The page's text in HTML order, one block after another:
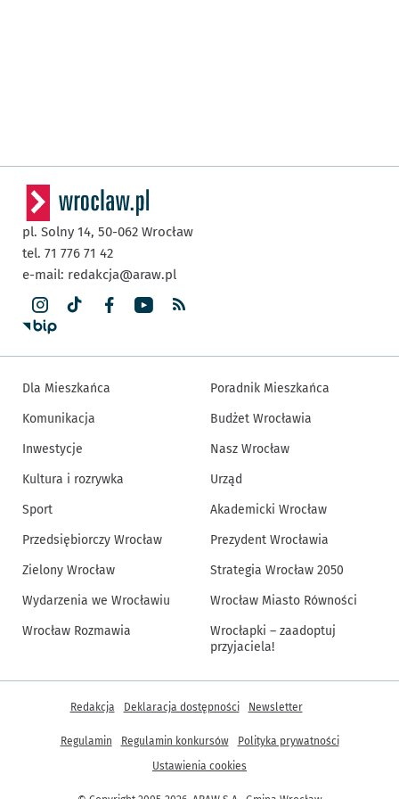
pl. Solny 14, 50-062 Wrocław
tel. 71 776 71 42
e-mail: redakcja@araw.pl
Dla Mieszkańca
Komunikacja
Inwestycje
Kultura i rozrywka
Sport
Przedsiębiorczy Wrocław
Zielony Wrocław
Wydarzenia we Wrocławiu
Wrocław Rozmawia
Poradnik Mieszkańca
Budżet Wrocławia
Nasz Wrocław
Urząd
Akademicki Wrocław
Prezydent Wrocławia
Strategia Wrocław 2050
Wrocław Miasto Równości
Wrocłapki – zaadoptuj
przyjaciela!
Inne informacje
Redakcja Deklaracja dostępności Newsletter
Regulamin Regulamin konkursów
Polityka prywatności
Ustawienia cookies